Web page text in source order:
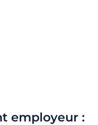
employeur :